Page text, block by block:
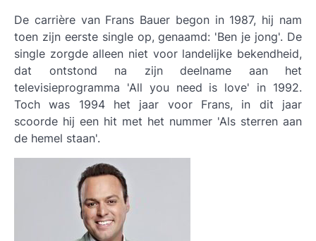
De carrière van Frans Bauer begon in 1987, hij nam
toen zijn eerste single op, genaamd: 'Ben je jong'. De
single zorgde alleen niet voor landelijke bekendheid,
dat ontstond na zijn deelname aan het
televisieprogramma 'All you need is love' in 1992.
Toch was 1994 het jaar voor Frans, in dit jaar
scoorde hij een hit met het nummer 'Als sterren aan
de hemel staan'.